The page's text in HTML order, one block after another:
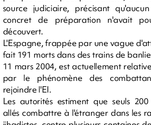
source judiciaire, précisant
concret de préparation n'avait
découvert.
L'Espagne, frappée par une vague
fait 191 morts dans des trains de
11 mars 2004, est actuellement
par le phénomène des
rejoindre l'EI.
Les autorités estiment que seuls
allés combattre à l'étranger dans les